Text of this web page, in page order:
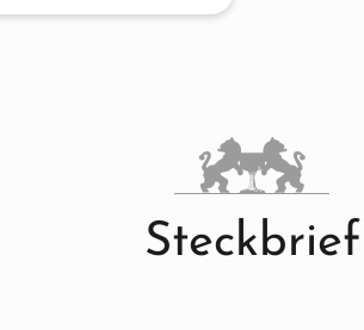
Steckbrief